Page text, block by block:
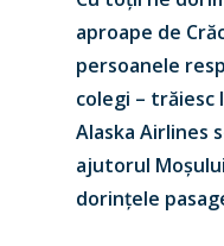
aproape de
persoanele
colegi – trăiesc
Alaska Airlines
ajutorul
dorințele